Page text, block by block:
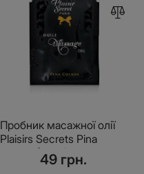
Пробник масажної олії
Plaisirs Secrets Pina
Colada (3 мл)
49 грн.